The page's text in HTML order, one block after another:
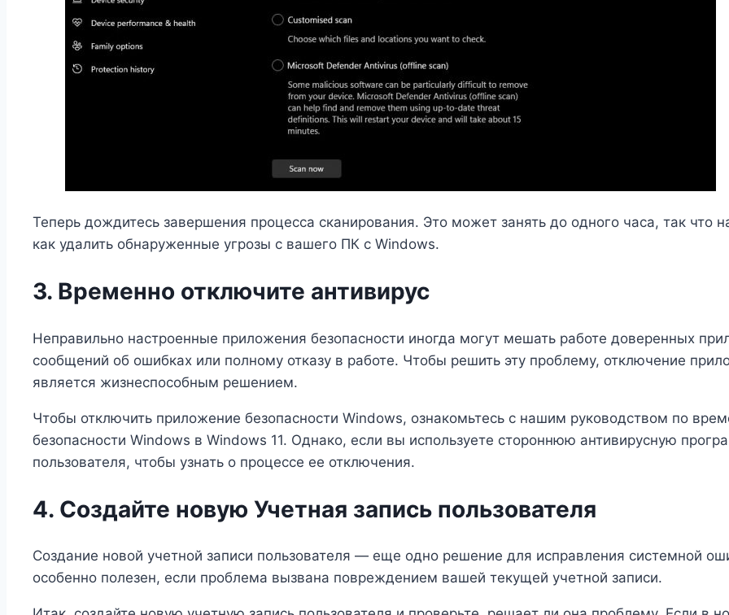
Теперь дождитесь завершения процесса сканирования. Это может занять до одного часа, так что
как удалить обнаруженные угрозы с вашего ПК с Windows.
3. Временно отключите антивирус
Неправильно настроенные приложения безопасности иногда могут мешать работе доверенных
сообщений об ошибках или полному отказу в работе. Чтобы решить эту проблему, отключение
является жизнеспособным решением.
Чтобы отключить приложение безопасности Windows, ознакомьтесь с нашим руководством по
безопасности Windows в Windows 11. Однако, если вы используете стороннюю антивирусную
пользователя, чтобы узнать о процессе ее отключения.
4. Создайте новую Учетная запись пользователя
Создание новой учетной записи пользователя — еще одно решение для исправления системной
особенно полезен, если проблема вызвана повреждением вашей текущей учетной записи.